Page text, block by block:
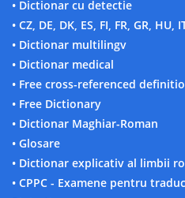
• Dictionar cu detectie
• CZ, DE, DK, ES, FI, FR, GR,
• Dictionar multilingv
• Dictionar medical
• Free cross-referenced
• Free Dictionary
• Dictionar Maghiar-Roman
• Glosare
• Dictionar explicativ al limbii
• CPPC - Examene pentru